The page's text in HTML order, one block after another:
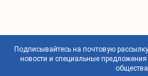
Подписывайтесь на почтовую
новости и специальные предложения